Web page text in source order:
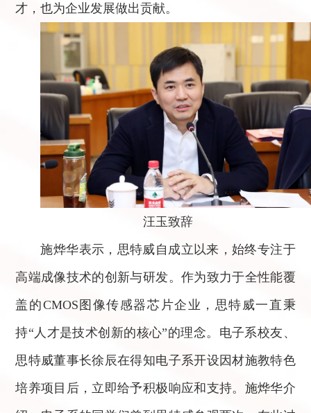
才，也为企业发展做出贡献。
汪玉致辞
施烨华表示，思特威自成立以来，始终专注于
高端成像技术的创新与研发。作为致力于全性能覆
盖的CMOS图像传感器芯片企业，思特威一直秉
持“人才是技术创新的核心”的理念。电子系校友、
思特威董事长徐辰在得知电子系开设因材施教特色
培养项目后，立即给予积极响应和支持。施烨华介